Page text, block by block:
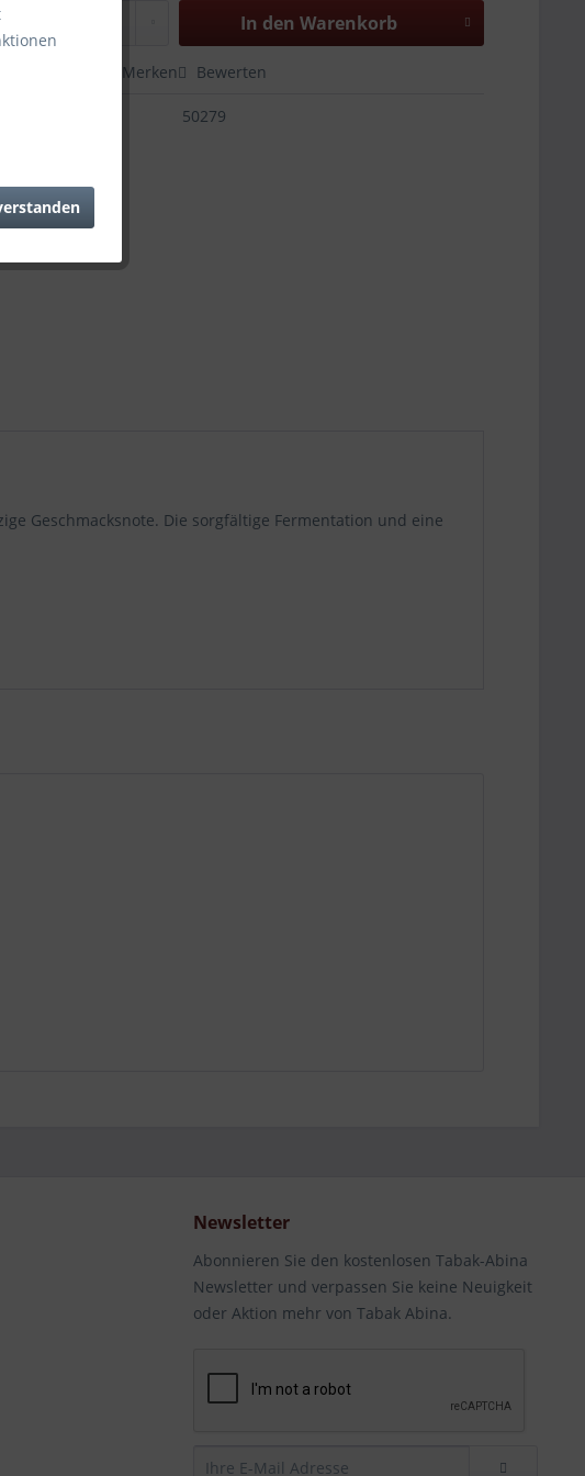
In den Warenkorb
Merken Bewerten
50279
Geschmacksnote. Die sorgfältige Fermentation und eine
Newsletter
Abonnieren Sie den kostenlosen Tabak-Abina
Newsletter und verpassen Sie keine Neuigkeit
oder Aktion mehr von Tabak Abina.